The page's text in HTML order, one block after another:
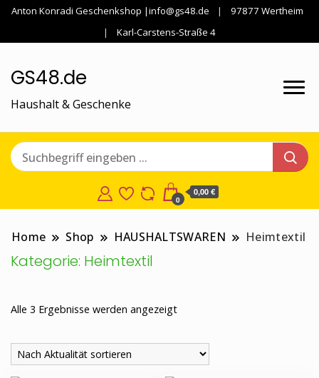
Anton Konradi Geschenkshop |info@gs48.de
97877 Wertheim
Karl-Carstens-Straße 4
GS48.de
Haushalt & Geschenke
0
0,00 €
Home Shop HAUSHALTSWAREN Heimtextil
Kategorie: Heimtextil
Alle 3 Ergebnisse werden angezeigtNach
sortiert